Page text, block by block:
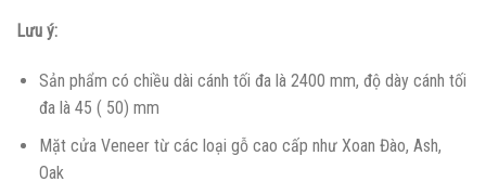
Lưu ý:
Sản phẩm có chiều dài cánh tối đa là 2400 mm, độ dày cánh tối
đa là 45 ( 50) mm
Mặt cửa Veneer từ các loại gỗ cao cấp như Xoan Đào, Ash,
Oak